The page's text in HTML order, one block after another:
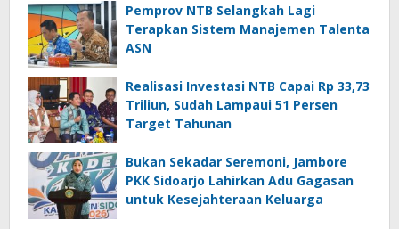
Pemprov NTB Selangkah Lagi
Terapkan Sistem Manajemen Talenta
ASN
Realisasi Investasi NTB Capai Rp 33,73
Triliun, Sudah Lampaui 51 Persen
Target Tahunan
Bukan Sekadar Seremoni, Jambore
PKK Sidoarjo Lahirkan Adu Gagasan
untuk Kesejahteraan Keluarga